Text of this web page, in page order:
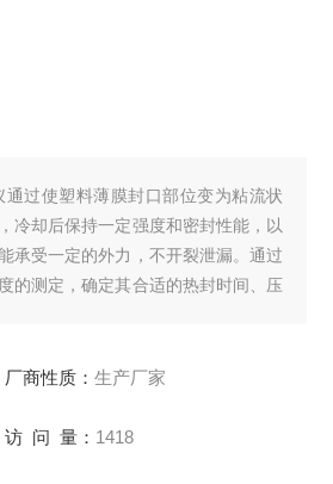
过使塑料薄膜封口部位变为粘流状
冷却后保持一定强度和密封性能，以
承受一定的外力，不开裂泄漏。通过
的测定，确定其合适的热封时间、压
厂商性质： 生产厂家
访 问 量： 1418